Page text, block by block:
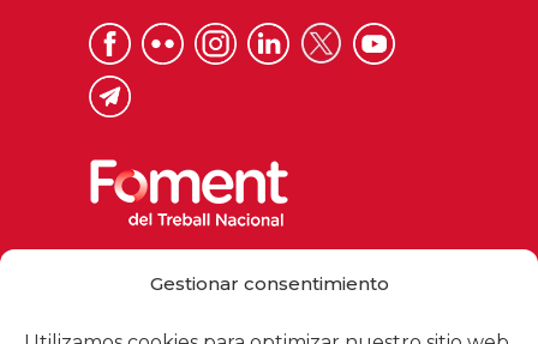
Gestionar consentimiento
foment@foment.com